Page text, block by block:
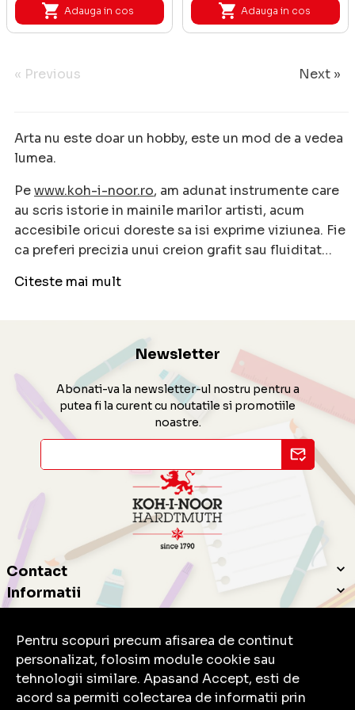
Adauga in cos Adauga in cos
« Previous Next »
Arta nu este doar un hobby, este un mod de a vedea
lumea.
Pewww.koh-i-noor.ro, am adunat instrumente care
au scris istorie in mainile marilor artisti, acum
accesibile oricui doreste sa isi exprime viziunea. Fie
ca preferi precizia unui creion grafit sau fluiditat…
Citeste mai mult
Contact
Informatii
Newsletter
Abonati-va la newsletter-ul nostru pentru a
putea fi la curent cu noutatile si promotiile
noastre.
Pentru scopuri precum afisarea de continut
personalizat, folosim module cookie sau
tehnologii similare. Apasand Accept, esti de
acord sa permiti colectarea de informatii prin